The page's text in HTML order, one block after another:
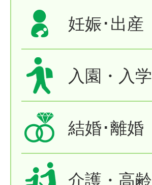
妊娠･出産
入園・入学
結婚･離婚
介護・高齢